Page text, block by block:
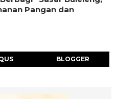
Pangan dan
BLOGGER